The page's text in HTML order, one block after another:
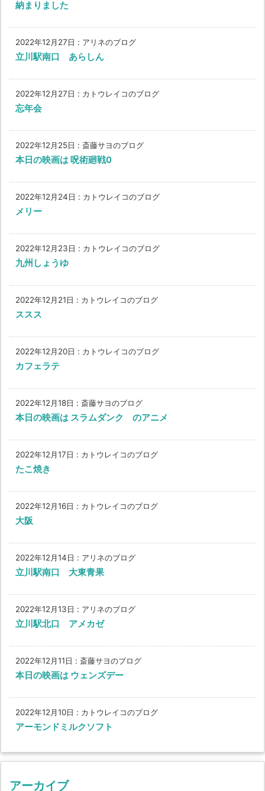
納まりました
2022年12月27日 : アリネのブログ
立川駅南口 あらしん
2022年12月27日 : カトウレイコのブログ
忘年会
2022年12月25日 : 斎藤サヨのブログ
本日の映画は 呪術廻戦0
2022年12月24日 : カトウレイコのブログ
メリー
2022年12月23日 : カトウレイコのブログ
九州しょうゆ
2022年12月21日 : カトウレイコのブログ
ススス
2022年12月20日 : カトウレイコのブログ
カフェラテ
2022年12月18日 : 斎藤サヨのブログ
本日の映画は スラムダンク のアニメ
2022年12月17日 : カトウレイコのブログ
たこ焼き
2022年12月16日 : カトウレイコのブログ
大阪
2022年12月14日 : アリネのブログ
立川駅南口 大東青果
2022年12月13日 : アリネのブログ
立川駅北口 アメカゼ
2022年12月11日 : 斎藤サヨのブログ
本日の映画は ウェンズデー
2022年12月10日 : カトウレイコのブログ
アーモンドミルクソフト
アーカイブ